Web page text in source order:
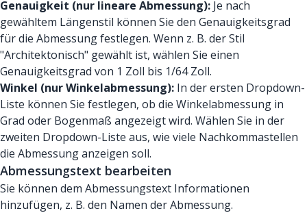
Genauigkeit (nur lineare Abmessung): Je nach
gewähltem Längenstil können Sie den Genauigkeitsgrad
für die Abmessung festlegen. Wenn z. B. der Stil
"Architektonisch" gewählt ist, wählen Sie einen
Genauigkeitsgrad von 1 Zoll bis 1/64 Zoll.
Winkel (nur Winkelabmessung): In der ersten Dropdown-
Liste können Sie festlegen, ob die Winkelabmessung in
Grad oder Bogenmaß angezeigt wird. Wählen Sie in der
zweiten Dropdown-Liste aus, wie viele Nachkommastellen
die Abmessung anzeigen soll.
Abmessungstext bearbeiten
Sie können dem Abmessungstext Informationen
hinzufügen, z. B. den Namen der Abmessung.